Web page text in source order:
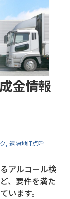
金情報
遠隔地IT点呼
アルコール検
、要件を満た
います。